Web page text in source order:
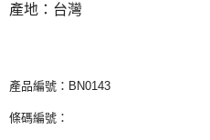
產地：台灣
產品編號：BN0143
條碼編號：